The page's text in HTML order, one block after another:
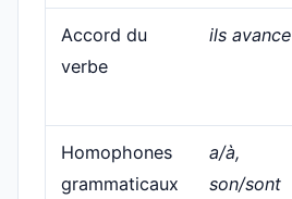
Accord du
verbe
ils avance
Homophones
grammaticaux
a/à,
son/sont